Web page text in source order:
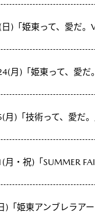
)「姫東って、愛だ。
月)「姫東って、愛だ
)「技術って、愛だ。
・祝)「SUMMER
姫東アンブレラアー